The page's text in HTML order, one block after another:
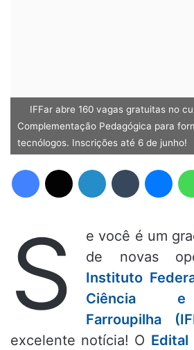
IFFar abre 160 vagas gratuitas no
Complementação Pedagógica para
tecnólogos. Inscrições até 6 de junho!
S
e você é um
de novas
Instituto
Ciência e
Farroupilha
excelente notícia! O Edital